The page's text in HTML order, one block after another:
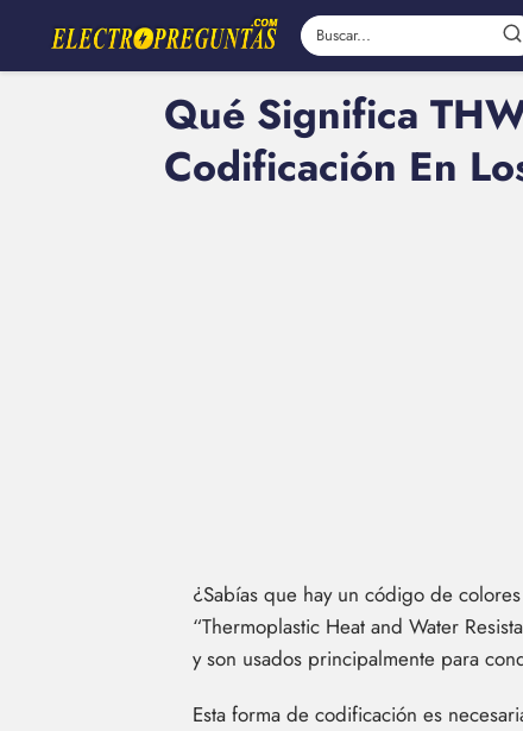
Qué Significa
Codificación En
¿Sabías que hay un código de
“Thermoplastic Heat and Water
y son usados principalmente para
Esta forma de codificación es